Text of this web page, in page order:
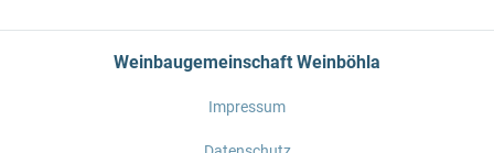
Weinbaugemeinschaft Weinböhla
Impressum